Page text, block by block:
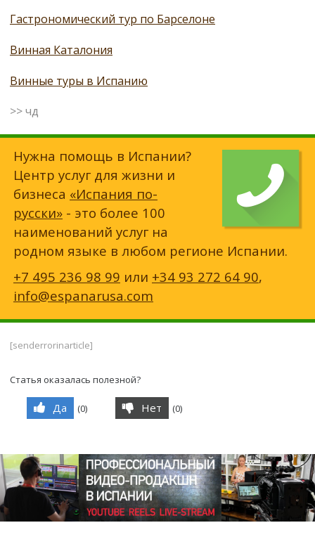
Гастрономический тур по Барселоне
Винная Каталония
Винные туры в Испанию
>> чд
Нужна помощь в Испании?
Центр услуг для жизни и
бизнеса «Испания по-
русски» - это более 100
наименований услуг на
родном языке в любом регионе Испании.
+7 495 236 98 99 или +34 93 272 64 90,
info@espanarusa.com
[senderrorinarticle]
Статья оказалась полезной?
Да (0) Нет (0)